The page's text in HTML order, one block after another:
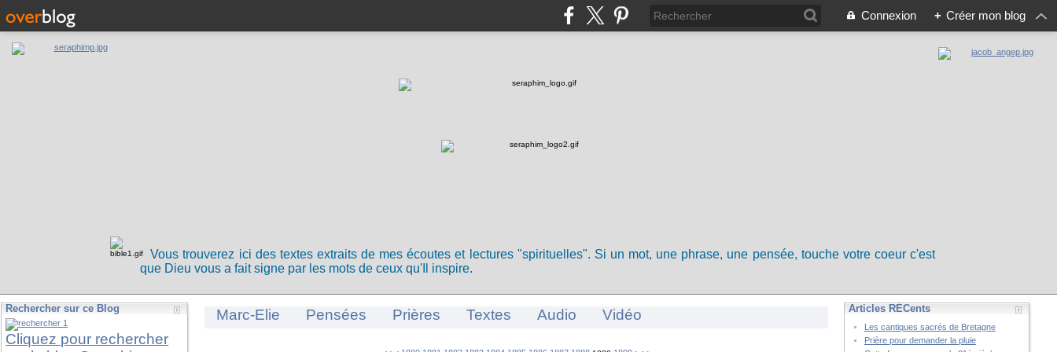
Connexion + Créer mon blog
Vous trouverez ici des textes extraits de mes écoutes et lectures "spirituelles". Si un mot, une phrase, une pensée, touche votre coeur c'est
que Dieu vous a fait signe par les mots de ceux qu'Il inspire.
Rechercher sur ce Blog
Cliquez pour rechercher
Marc-Elie Pensées Prières Textes Audio Vidéo Articles RÉCents
Les cantiques sacrés de Bretagne
Prière pour demander la pluie